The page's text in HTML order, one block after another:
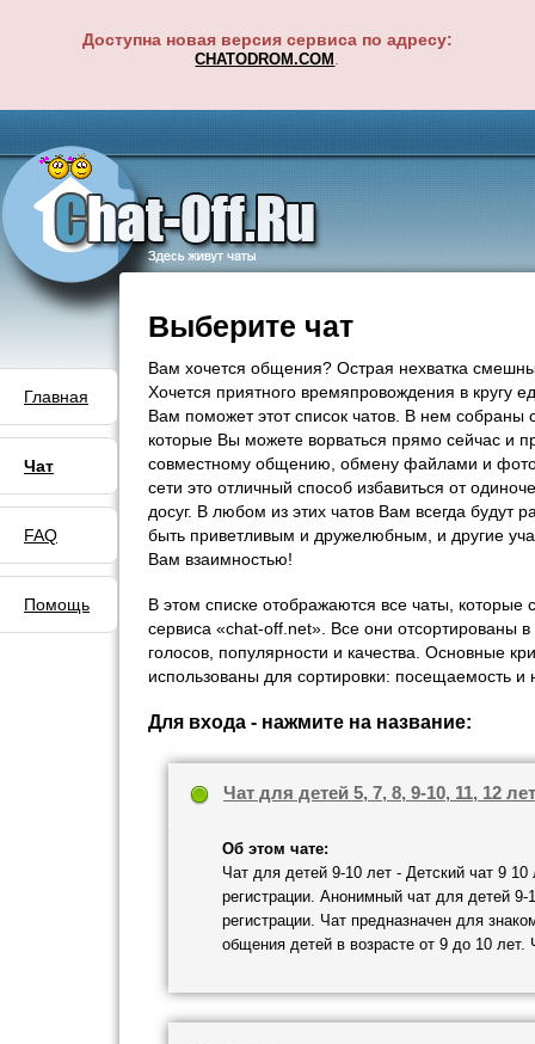
Доступна новая версия сервиса по адресу:
CHATODROM.COM
Главная
Чат
FAQ
Помощь
Выберите чат
Вам хочется общения? Острая нехватка
Хочется приятного времяпровождения в кругу
Вам поможет этот список чатов. В нем собраны
которые Вы можете ворваться прямо сейчас и
совместному общению, обмену файлами и
сети это отличный способ избавиться от
досуг. В любом из этих чатов Вам всегда будут
быть приветливым и дружелюбным, и другие
Вам взаимностью!
В этом списке отображаются все чаты, которые
сервиса «chat-off.net». Все они отсортированы в
голосов, популярности и качества. Основные
использованы для сортировки: посещаемость и
Для входа - нажмите на название:
Чат для детей 5, 7, 8, 9-10, 11, 12 лет
Об этом чате:
Чат для детей 9-10 лет - Детский чат 9 10
регистрации. Анонимный чат для детей 9-
регистрации. Чат предназначен для
общения детей в возрасте от 9 до 10